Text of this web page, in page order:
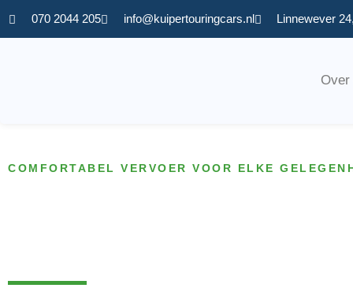
070 2044 205 info@kuipertouringcars.nl Linnewever
Over
COMFORTABEL VERVOER VOOR ELKE